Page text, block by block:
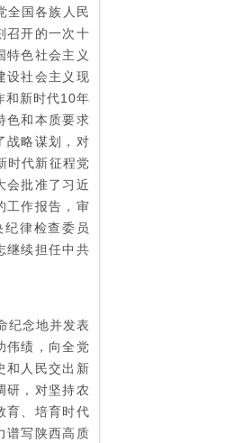
全国各族人民
召开的一次十
特色社会主义
设社会主义现
和新时代10年
色和本质要求
战略谋划，对
时代新征程党
会批准了习近
工作报告，审
律检查委员
继续担任中共
纪念地并发表
伟绩，向全党
和人民交出新
研，对坚持农
育、培育时代
谱写陕西高质